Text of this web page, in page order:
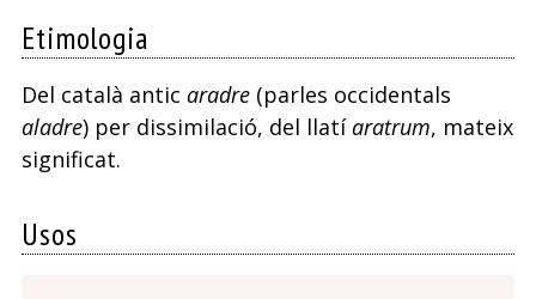
Etimologia
Del català antic aradre(parles occidentals
aladre) per dissimilació, del llatíaratrum, mateix
significat.
Usos